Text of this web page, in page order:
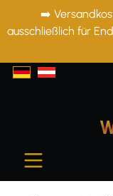
springen
➡️
ausschließlich für